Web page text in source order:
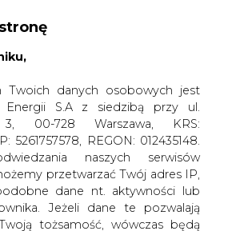
WIELKOŚĆ TEKSTU A A
ZALOGUJ SIĘ
Twoich danych osobowych jest
Energii S.A z siedzibą przy ul.
3, 00-728 Warszawa, KRS:
5261757578, REGON: 012435148.
naszych serwisów
przetwarzać Twój adres IP,
dane nt. aktywności lub
Jeżeli dane te pozwalają
tożsamość, wówczas będą